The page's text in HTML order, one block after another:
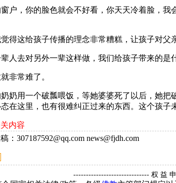
户，你的脸色就会不好看，你天天冷着脸，
得这给孩子传播的理念非常糟糕，让孩子对父
人去对另外一辈这样做，我们给孩子带来的是
非常难了。
奶用一个破瓢喂饭，等她婆婆死了以后，她
在这里，也有很难纠正过来的东西。这个孩子
内容
：307187592@qq.com news@fjdh.com
------------------------------ 权 益